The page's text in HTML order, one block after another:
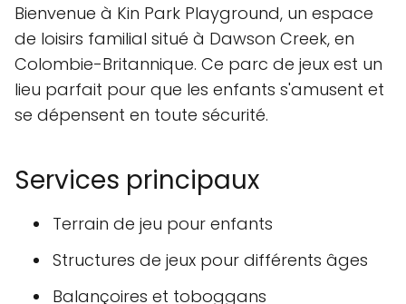
Bienvenue à Kin Park Playground, un espace
de loisirs familial situé à Dawson Creek, en
Colombie-Britannique. Ce parc de jeux est un
lieu parfait pour que les enfants s'amusent et
se dépensent en toute sécurité.
Services principaux
Terrain de jeu pour enfants
Structures de jeux pour différents âges
Balançoires et toboggans